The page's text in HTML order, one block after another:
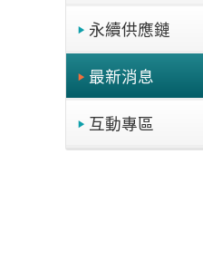
永續供應鏈
最新消息
互動專區